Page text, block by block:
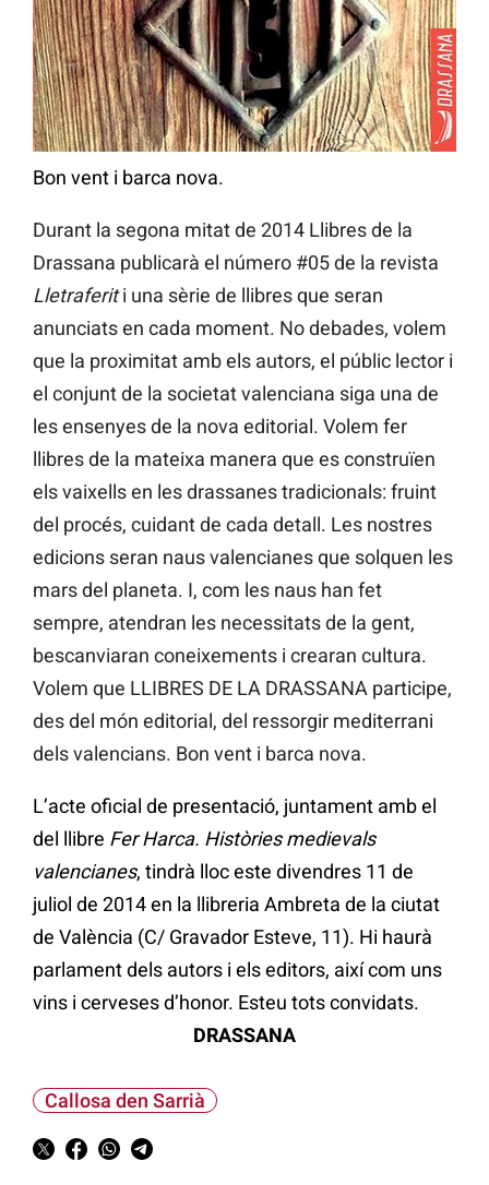
Bon vent i barca nova.
Durant la segona mitat de 2014 Llibres de la
Drassana publicarà el número #05 de la revista
Lletraferiti una sèrie de llibres que seran
anunciats en cada moment. No debades, volem
que la proximitat amb els autors, el públic lector i
el conjunt de la societat valenciana siga una de
les ensenyes de la nova editorial. Volem fer
llibres de la mateixa manera que es construïen
els vaixells en les drassanes tradicionals: fruint
del procés, cuidant de cada detall. Les nostres
edicions seran naus valencianes que solquen les
mars del planeta. I, com les naus han fet
sempre, atendran les necessitats de la gent,
bescanviaran coneixements i crearan cultura.
Volem que LLIBRES DE LA DRASSANA participe,
des del món editorial, del ressorgir mediterrani
dels valencians. Bon vent i barca nova.
L’acte oficial de presentació, juntament amb el
del llibre Fer Harca. Històries medievals
valencianes, tindrà lloc este divendres 11 de
juliol de 2014 en la llibreria Ambreta de la ciutat
de València (C/ Gravador Esteve, 11). Hi haurà
parlament dels autors i els editors, així com uns
vins i cerveses d’honor. Esteu tots convidats.
DRASSANA
Callosa den Sarrià